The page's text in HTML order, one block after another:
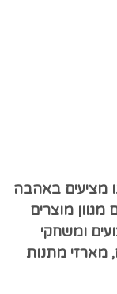
מציעים באהבה
מגוון מוצרים
ומשחקי
מארזי מתנות